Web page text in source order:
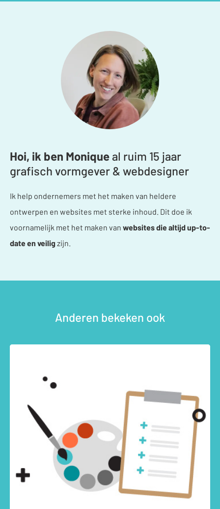
Hoi, ik ben Monique al ruim 15 jaar
grafisch vormgever & webdesigner
Ik help ondernemers met het maken van heldere
ontwerpen en websites met sterke inhoud. Dit doe ik
voornamelijk met het maken van websites die altijd up-to-
date en veilig zijn.
Anderen bekeken ook